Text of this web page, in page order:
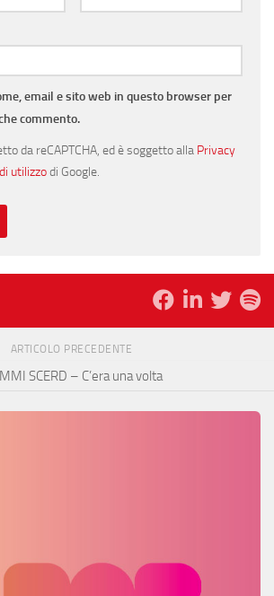
email e sito web in questo browser per
commento.
da reCAPTCHA, ed è soggetto alla Privacy
utilizzodi Google.
ARTICOLO PRECEDENTE
SCERD – C’era una volta